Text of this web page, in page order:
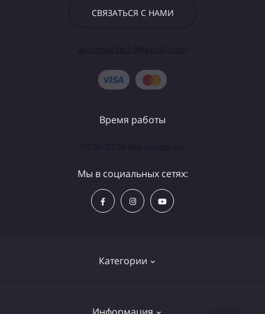
СВЯЗАТЬСЯ С НАМИ
Категории
Время работы
Мы в социальных сетях: